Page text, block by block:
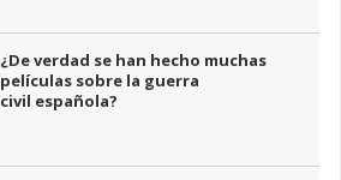
¿De verdad se han hecho muchas
películas sobre la guerra
civil española?